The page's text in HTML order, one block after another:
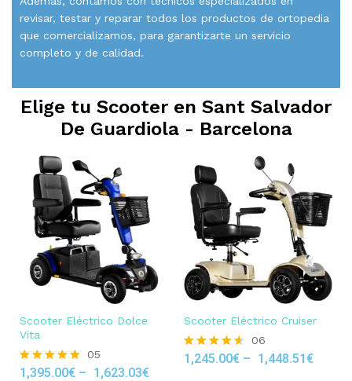
revisar, testar y reparar todos los productos de ortopedia
que comercializamos, para garantizarte un servicio
completo y de calidad.
Elige tu Scooter en Sant Salvador
De Guardiola - Barcelona
Scooter Eléctrico Dolce
Vita
Rated
05
1,395.00€ – 1,623.03€
Scooter Eléctrico Cruiser
Rated
06
1,245.00€ – 1,448.51€